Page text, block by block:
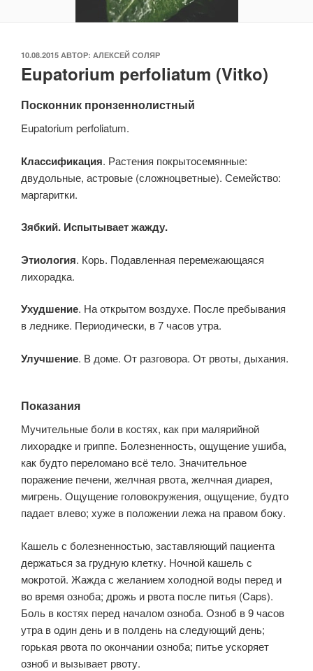
ОПУБЛИКОВАНО
10.08.2015 АВТОР: АЛЕКСЕЙ СОЛЯР
Eupatorium perfoliatum (Vitko)
Посконник пронзеннолистный
Eupatorium perfoliatum.
Классификация. Растения покрытосемянные:
двудольные, астровые (сложноцветные). Семейство:
маргаритки.
Зябкий. Испытывает жажду.
Этиология. Корь. Подавленная перемежающаяся
лихорадка.
Ухудшение. На открытом воздухе. После пребывания
в леднике. Периодически, в 7 часов утра.
Улучшение. В доме. От разговора. От рвоты, дыхания.
Показания
Мучительные боли в костях, как при малярийной
лихорадке и гриппе. Болезненность, ощущение ушиба,
как будто переломано всё тело. Значительное
поражение печени, желчная рвота, желчная диарея,
мигрень. Ощущение головокружения, ощущение, будто
падает влево; хуже в положении лежа на правом боку.
Кашель с болезненностью, заставляющий пациента
держаться за грудную клетку. Ночной кашель с
мокротой. Жажда с желанием холодной воды перед и
во время озноба; дрожь и рвота после питья (Caps).
Боль в костях перед началом озноба. Озноб в 9 часов
утра в один день и в полдень на следующий день;
горькая рвота по окончании озноба; питье ускоряет
озноб и вызывает рвоту.